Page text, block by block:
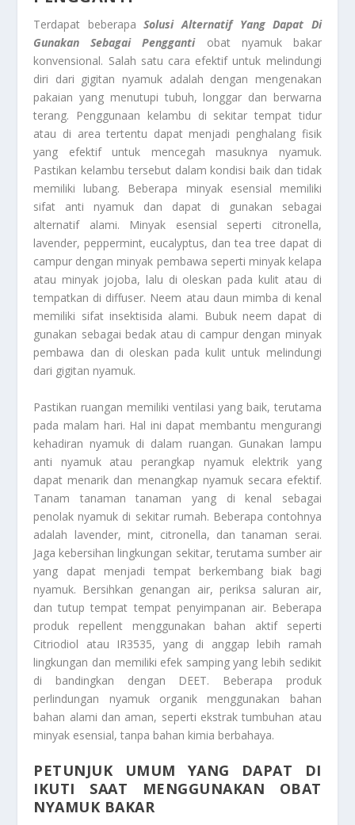
Terdapat beberapaSolusi Alternatif Yang Dapat Di
Gunakan Sebagai Penggantiobat nyamuk bakar
konvensional. Salah satu cara efektif untuk melindungi
diri dari gigitan nyamuk adalah dengan mengenakan
pakaian yang menutupi tubuh, longgar dan berwarna
terang. Penggunaan kelambu di sekitar tempat tidur
atau di area tertentu dapat menjadi penghalang fisik
yang efektif untuk mencegah masuknya nyamuk.
Pastikan kelambu tersebut dalam kondisi baik dan tidak
memiliki lubang. Beberapa minyak esensial memiliki
sifat anti nyamuk dan dapat di gunakan sebagai
alternatif alami. Minyak esensial seperti citronella,
lavender, peppermint, eucalyptus, dan tea tree dapat di
campur dengan minyak pembawa seperti minyak kelapa
atau minyak jojoba, lalu di oleskan pada kulit atau di
tempatkan di diffuser. Neem atau daun mimba di kenal
memiliki sifat insektisida alami. Bubuk neem dapat di
gunakan sebagai bedak atau di campur dengan minyak
pembawa dan di oleskan pada kulit untuk melindungi
dari gigitan nyamuk.
Pastikan ruangan memiliki ventilasi yang baik, terutama
pada malam hari. Hal ini dapat membantu mengurangi
kehadiran nyamuk di dalam ruangan. Gunakan lampu
anti nyamuk atau perangkap nyamuk elektrik yang
dapat menarik dan menangkap nyamuk secara efektif.
Tanam tanaman tanaman yang di kenal sebagai
penolak nyamuk di sekitar rumah. Beberapa contohnya
adalah lavender, mint, citronella, dan tanaman serai.
Jaga kebersihan lingkungan sekitar, terutama sumber air
yang dapat menjadi tempat berkembang biak bagi
nyamuk. Bersihkan genangan air, periksa saluran air,
dan tutup tempat tempat penyimpanan air. Beberapa
produk repellent menggunakan bahan aktif seperti
Citriodiol atau IR3535, yang di anggap lebih ramah
lingkungan dan memiliki efek samping yang lebih sedikit
di bandingkan dengan DEET. Beberapa produk
perlindungan nyamuk organik menggunakan bahan
bahan alami dan aman, seperti ekstrak tumbuhan atau
minyak esensial, tanpa bahan kimia berbahaya.
PETUNJUK UMUM YANG DAPAT DI
IKUTI SAAT MENGGUNAKAN OBAT
NYAMUK BAKAR